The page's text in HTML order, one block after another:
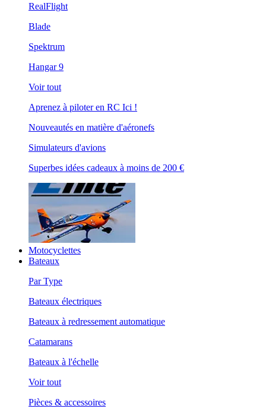
RealFlight
Blade
Spektrum
Hangar 9
Voir tout
Aprenez à piloter en RC Ici !
Nouveautés en matière d'aéronefs
Simulateurs d'avions
Superbes idées cadeaux à moins de 200 €
Motocyclettes
Bateaux
Par Type
Bateaux électriques
Bateaux à redressement automatique
Catamarans
Bateaux à l'échelle
Voir tout
Pièces & accessoires